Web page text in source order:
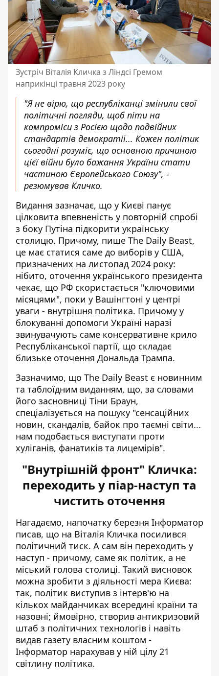
Зустріч Віталія Кличка з Ліндсі Гремом
наприкінці травня 2023 року
"Я не вірю, що республіканці змінили свої
політичні погляди, щоб піти на
компроміси з Росією щодо подвійних
стандартів демократії... Кожен політик
сьогодні розуміє, що основною причиною
цієї війни було бажання України стати
частиною Європейського Союзу", -
резюмував Кличко.
Видання зазначає, що у Києві панує
цілковита впевненість у повторній спробі
з боку Путіна підкорити українську
столицю. Причому, пише The Daily Beast,
це має статися саме до виборів у США,
призначених на листопад 2024 року:
нібито, оточення українського президента
чекає, що РФ скористається "ключовими
місяцями", поки у Вашінгтоні у центрі
уваги - внутрішня політика. Причому у
блокуванні допомоги Україні наразі
звинувачують саме консервативне крило
Республіканської партії, що складає
близьке оточення Дональда Трампа.
Зазначимо, що The Daily Beast є новинним
та таблоїдним виданням, що, за словами
його засновниці Тіни Браун,
спеціалізується на пошуку "сенсаційних
новин, скандалів, байок про таємні світи...
нам подобається виступати проти
хуліганів, фанатиків та лицемірів".
"Внутрішній фронт" Кличка:
переходить у піар-наступ та
чистить оточення
Нагадаємо, напочатку березня Інформатор
писав, що на Віталія Кличка посилився
політичний тиск. А сам він переходить у
наступ - причому, саме як політик, а не
міський голова столиці. Такий висновок
можна зробити з діяльності мера Києва:
так, політик виступив з інтерв'ю на
кількох майданчиках всередині країни та
назовні; ймовірно, створив антикризовий
штаб з політичних технологів і навіть
видав газету власним коштом -
Інформатор нарахував у ній цілу 21
світлину політика.